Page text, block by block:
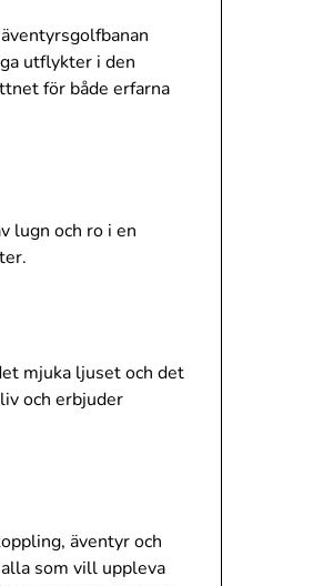
utflykter i den
för både erfarna
lugn och ro i en
mjuka ljuset och det
och erbjuder
äventyr och
som vill uppleva